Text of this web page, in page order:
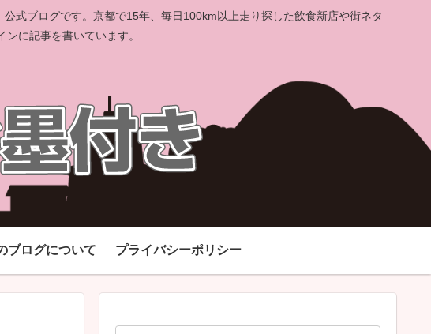
式ブログです。京都で15年、毎日100km以上走り探した飲食新店や街ネタ
に記事を書いています。
ブログについて プライバシーポリシー